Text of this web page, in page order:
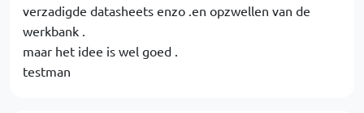
verzadigde datasheets enzo .en opzwellen van de
werkbank .
maar het idee is wel goed .
testman